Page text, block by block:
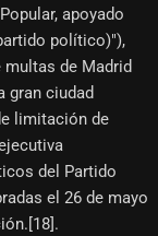
apoyado
político)"),
de Madrid
gran ciudad
limitación de
del Partido
el 26 de mayo